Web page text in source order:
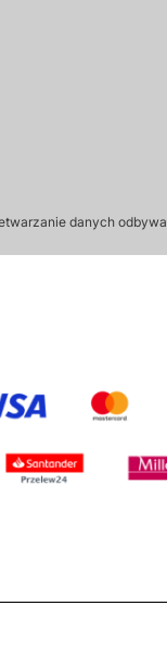
danych odbywa